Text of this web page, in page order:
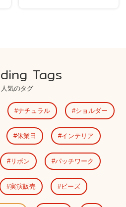
Tags
人気のタグ
ナチュラル ショルダー
休業日 インテリア
リボン パッチワーク
実演販売 ビーズ